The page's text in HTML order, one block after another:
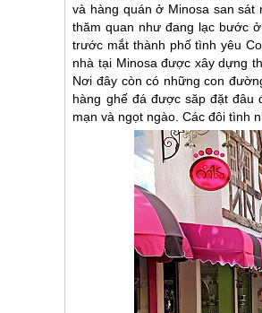
và hàng quán ở Minosa san sát
thăm quan như đang lạc bước
trước mắt thành phố tình yêu
nhà tại Minosa được xây dựng
Nơi đây còn có những con
hàng ghế đá được săp đặt đâu
mạn và ngọt ngào. Các đôi tình